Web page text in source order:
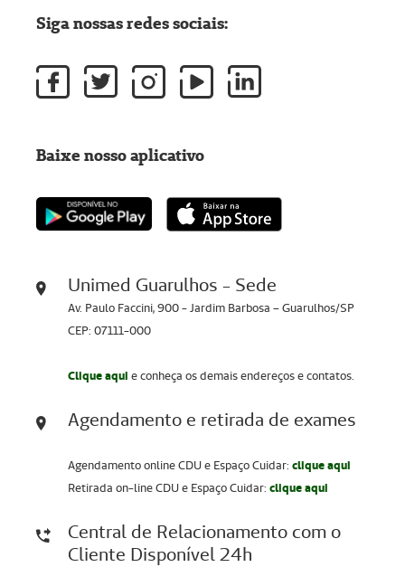
Unimed Guarulhos - Sede
Av. Paulo Faccini, 900 - Jardim Barbosa – Guarulhos/SP
CEP: 07111-000
Clique aqui e conheça os demais endereços e contatos.
Agendamento e retirada de exames
Agendamento online CDU e Espaço Cuidar: clique aqui
Retirada on-line CDU e Espaço Cuidar: clique aqui
Central de Relacionamento com o
Cliente Disponível 24h
Siga nossas redes sociais:
Baixe nosso aplicativo